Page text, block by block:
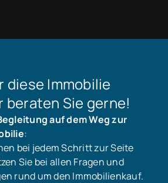
diese Immobilie
beraten Sie gerne!
auf dem Weg zur
:
bei jedem Schritt zur Seite
Sie bei allen Fragen und
rund um den Immobilienkauf.